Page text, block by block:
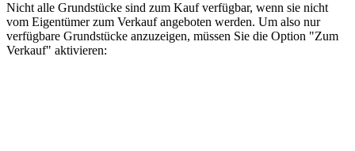
Nicht alle Grundstücke sind zum Kauf verfügbar, wenn sie nicht
vom Eigentümer zum Verkauf angeboten werden. Um also nur
verfügbare Grundstücke anzuzeigen, müssen Sie die Option "Zum
Verkauf" aktivieren: